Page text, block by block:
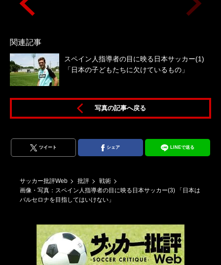
関連記事
スペイン人指導者の目に映る日本サッカー(1)
「日本の子どもたちに欠けているもの」
写真の記事へ戻る
ツイート シェア LINEで送る
サッカー批評Web 批評
戦術
画像・写真：スペイン人指導者の目に映る日本サッカー(3) 「日本は
バルセロナを目指してはいけない」